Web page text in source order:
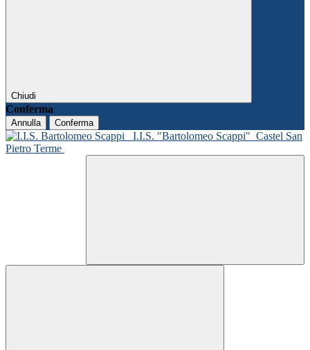
Chiudi
Conferma
Annulla Conferma
I.I.S. "Bartolomeo Scappi" Castel San
Pietro Terme